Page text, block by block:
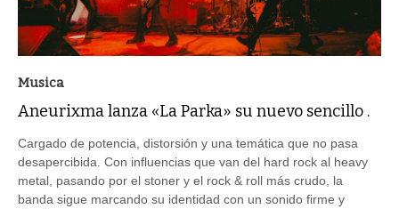
Musica
Aneurixma lanza «La Parka» su nuevo sencillo .
Cargado de potencia, distorsión y una temática que no pasa
desapercibida. Con influencias que van del hard rock al heavy
metal, pasando por el stoner y el rock & roll más crudo, la
banda sigue marcando su identidad con un sonido firme y